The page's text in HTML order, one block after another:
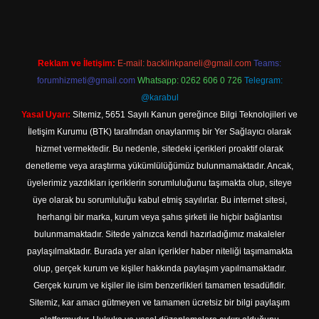
Reklam ve İletişim: E-mail: backlinkpaneli@gmail.com Teams:
forumhizmeti@gmail.com Whatsapp: 0262 606 0 726 Telegram:
@karabul
Yasal Uyarı: Sitemiz, 5651 Sayılı Kanun gereğince Bilgi Teknolojileri ve
İletişim Kurumu (BTK) tarafından onaylanmış bir Yer Sağlayıcı olarak
hizmet vermektedir. Bu nedenle, sitedeki içerikleri proaktif olarak
denetleme veya araştırma yükümlülüğümüz bulunmamaktadır. Ancak,
üyelerimiz yazdıkları içeriklerin sorumluluğunu taşımakta olup, siteye
üye olarak bu sorumluluğu kabul etmiş sayılırlar. Bu internet sitesi,
herhangi bir marka, kurum veya şahıs şirketi ile hiçbir bağlantısı
bulunmamaktadır. Sitede yalnızca kendi hazırladığımız makaleler
paylaşılmaktadır. Burada yer alan içerikler haber niteliği taşımamakta
olup, gerçek kurum ve kişiler hakkında paylaşım yapılmamaktadır.
Gerçek kurum ve kişiler ile isim benzerlikleri tamamen tesadüfidir.
Sitemiz, kar amacı gütmeyen ve tamamen ücretsiz bir bilgi paylaşım